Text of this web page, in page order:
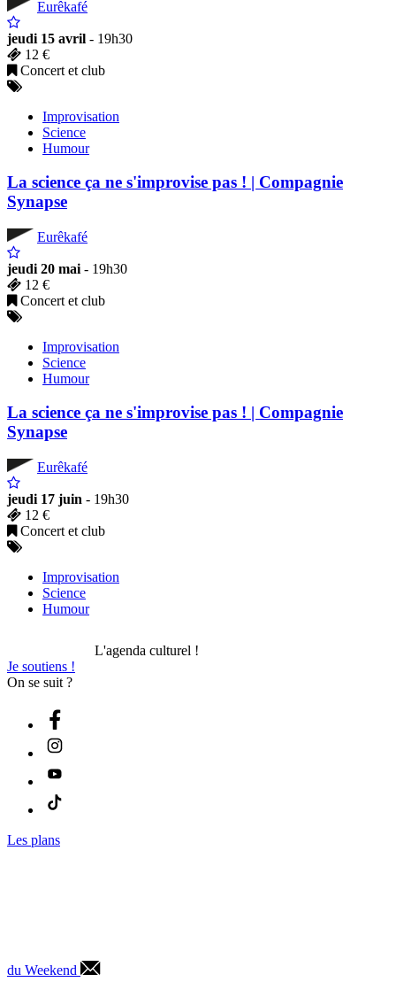
Eurêkafé
jeudi 15 avril - 19h30
12 €
Concert et club
Improvisation
Science
Humour
La science ça ne s'improvise pas ! | Compagnie
Synapse
Eurêkafé
jeudi 20 mai - 19h30
12 €
Concert et club
Improvisation
Science
Humour
La science ça ne s'improvise pas ! | Compagnie
Synapse
Eurêkafé
jeudi 17 juin - 19h30
12 €
Concert et club
Improvisation
Science
Humour
L'agenda culturel !
Je soutiens !
On se suit ?
Les plans
du Weekend